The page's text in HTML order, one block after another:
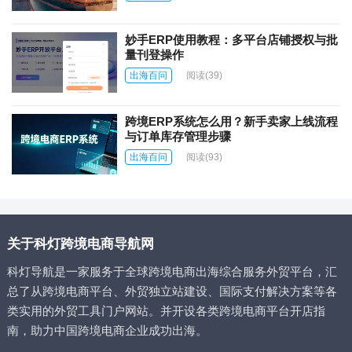
妙手ERP使用教程：多平台店铺授权与批
量刊登操作
出海百问 阅读(39)
跨境ERP系统怎么用？新手卖家上线流程
与订单库存管理步骤
出海百问 阅读(93)
关于科灯跨境电商导航网
科灯导航是一家服务于全球跨境电商出海综合服务外贸平台，汇
总了从跨境电商平台、外贸独立站建设、国际支付解决方案等各
类实用的外贸工具门户网站。并开设各类跨境电商平台开店指
南，助力中国跨境电商企业成功出海。